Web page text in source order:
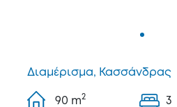
Διαμέρισμα, Κασσάνδρας
90 m2 3